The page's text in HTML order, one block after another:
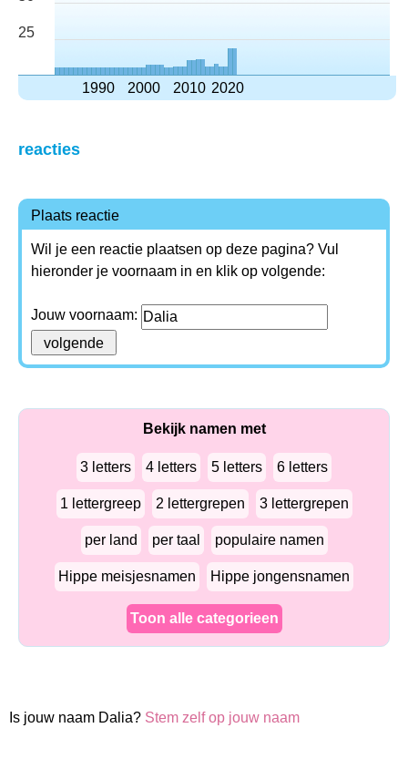
25
1990 2000 2010 2020
reacties
Plaats reactie
Wil je een reactie plaatsen op deze pagina? Vul
hieronder je voornaam in en klik op volgende:
Jouw voornaam:
Bekijk namen met
3 letters 4 letters 5 letters 6 letters
1 lettergreep 2 lettergrepen 3 lettergrepen
per land per taal populaire namen
Hippe meisjesnamen Hippe jongensnamen
Toon alle categorieen
Is jouw naam Dalia? Stem zelf op jouw naam